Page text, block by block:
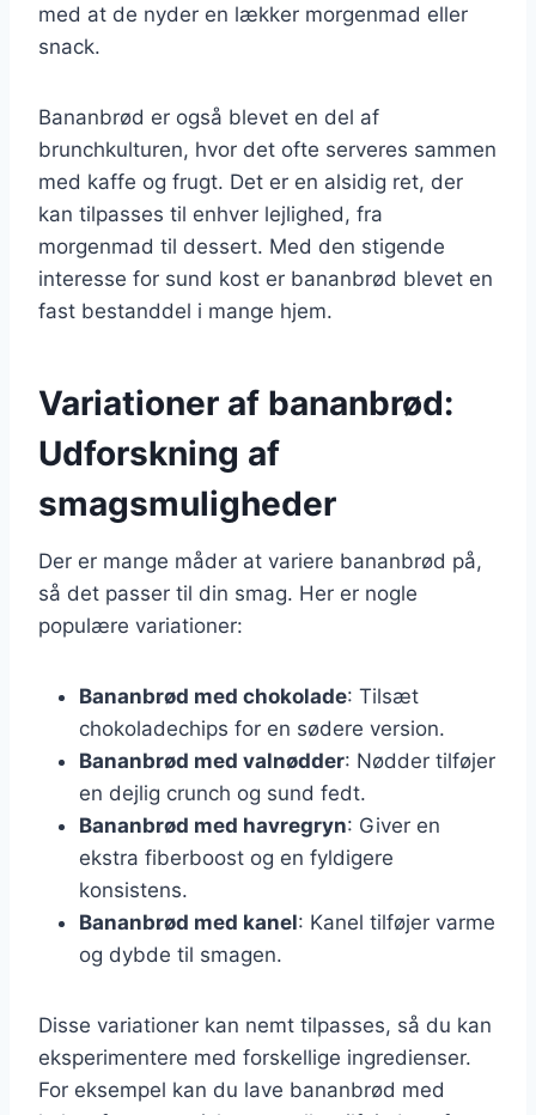
med at de nyder en lækker morgenmad eller
snack.
Bananbrød er også blevet en del af
brunchkulturen, hvor det ofte serveres sammen
med kaffe og frugt. Det er en alsidig ret, der
kan tilpasses til enhver lejlighed, fra
morgenmad til dessert. Med den stigende
interesse for sund kost er bananbrød blevet en
fast bestanddel i mange hjem.
Variationer af bananbrød:
Udforskning af
smagsmuligheder
Der er mange måder at variere bananbrød på,
så det passer til din smag. Her er nogle
populære variationer:
Bananbrød med chokolade: Tilsæt
chokoladechips for en sødere version.
Bananbrød med valnødder: Nødder tilføjer
en dejlig crunch og sund fedt.
Bananbrød med havregryn: Giver en
ekstra fiberboost og en fyldigere
konsistens.
Bananbrød med kanel: Kanel tilføjer varme
og dybde til smagen.
Disse variationer kan nemt tilpasses, så du kan
eksperimentere med forskellige ingredienser.
For eksempel kan du lave bananbrød med